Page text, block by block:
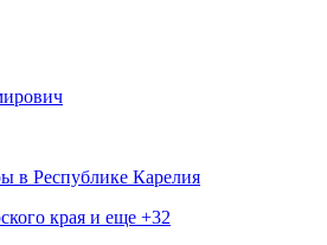
в Республике Карелия
края и еще +32